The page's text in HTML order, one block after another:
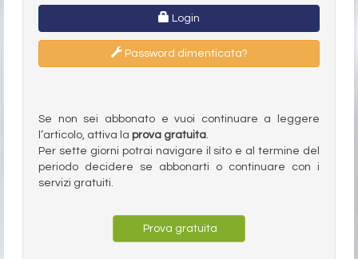
Login
Password dimenticata?
Se non sei abbonato e vuoi continuare a leggere
l’articolo, attiva la prova gratuita.
Per sette giorni potrai navigare il sito e al termine del
periodo decidere se abbonarti o continuare con i
servizi gratuiti.
Prova gratuita